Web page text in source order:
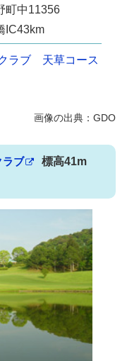
町中11356
IC43km
ラブ 天草コース
ラブ 標高41m